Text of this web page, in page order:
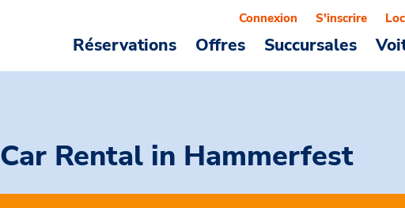
Réservations Offres Succursales
Connexion S'inscrire
Car Rental in Hammerfest